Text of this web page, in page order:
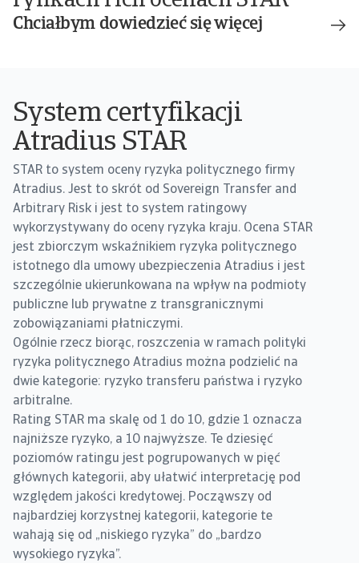
Chciałbym dowiedzieć się więcej
System certyfikacji
Atradius STAR
STAR to system oceny ryzyka politycznego firmy
Atradius. Jest to skrót od Sovereign Transfer and
Arbitrary Risk i jest to system ratingowy
wykorzystywany do oceny ryzyka kraju. Ocena STAR
jest zbiorczym wskaźnikiem ryzyka politycznego
istotnego dla umowy ubezpieczenia Atradius i jest
szczególnie ukierunkowana na wpływ na podmioty
publiczne lub prywatne z transgranicznymi
zobowiązaniami płatniczymi.
Ogólnie rzecz biorąc, roszczenia w ramach polityki
ryzyka politycznego Atradius można podzielić na
dwie kategorie: ryzyko transferu państwa i ryzyko
arbitralne.
Rating STAR ma skalę od 1 do 10, gdzie 1 oznacza
najniższe ryzyko, a 10 najwyższe. Te dziesięć
poziomów ratingu jest pogrupowanych w pięć
głównych kategorii, aby ułatwić interpretację pod
względem jakości kredytowej. Począwszy od
najbardziej korzystnej kategorii, kategorie te
wahają się od „niskiego ryzyka” do „bardzo
wysokiego ryzyka”.